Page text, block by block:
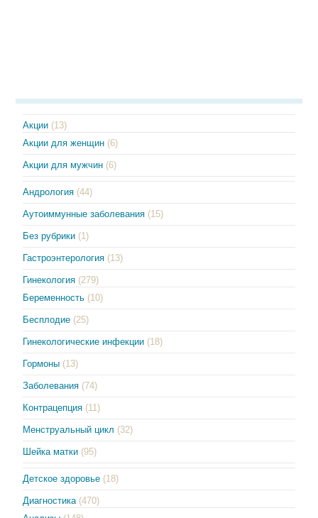
Акции (13)
Акции для женщин (6)
Акции для мужчин (6)
Андрология (44)
Аутоиммунные заболевания (15)
Без рубрики (1)
Гастроэнтерология (13)
Гинекология (279)
Беременность (10)
Бесплодие (25)
Гинекологические инфекции (18)
Гормоны (13)
Заболевания (74)
Контрацепция (11)
Менструальный цикл (32)
Шейка матки (95)
Детское здоровье (18)
Диагностика (470)